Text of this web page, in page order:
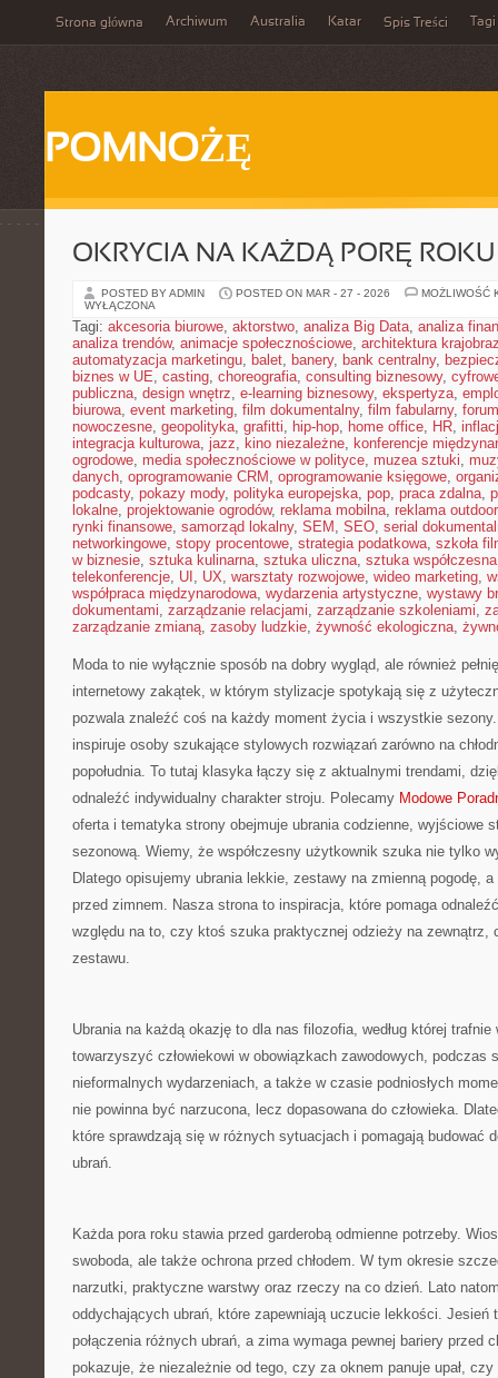
Strona główna Archiwum Australia Katar Spis Treści Tagi
POMNOŻĘ
OKRYCIA NA KAŻDĄ PORĘ ROKU
POSTED BY ADMIN POSTED ON MAR - 27 - 2026
MOŻLIWOŚĆ
WYŁĄCZONA
Tagi: akcesoria biurowe, aktorstwo, analiza Big Data, analiza
analiza trendów, animacje społecznościowe, architektura
automatyzacja marketingu, balet, banery, bank centralny,
biznes w UE, casting, choreografia, consulting biznesowy,
publiczna, design wnętrz, e-learning biznesowy, ekspertyza,
biurowa, event marketing, film dokumentalny, film fabularny,
nowoczesne, geopolityka, grafitti, hip-hop, home office, HR,
integracja kulturowa, jazz, kino niezależne, konferencje
ogrodowe, media społecznościowe w polityce, muzea sztuki,
danych, oprogramowanie CRM , oprogramowanie księgowe,
podcasty, pokazy mody, polityka europejska, pop, praca zdalna,
lokalne, projektowanie ogrodów, reklama mobilna, reklama outdoor
rynki finansowe, samorząd lokalny, SEM , SEO, serial
networkingowe, stopy procentowe, strategia podatkowa, szkoła
w biznesie, sztuka kulinarna, sztuka uliczna, sztuka współczesna
telekonferencje, UI , UX, warsztaty rozwojowe, wideo marketing,
współpraca międzynarodowa, wydarzenia artystyczne, wystawy
dokumentami, zarządzanie relacjami, zarządzanie szkoleniami,
zarządzanie zmianą, zasoby ludzkie, żywność ekologiczna,
Moda to nie wyłącznie sposób na dobry wygląd, ale również
internetowy zakątek, w którym stylizacje spotykają się z
pozwala znaleźć coś na każdy moment życia i wszystkie
inspiruje osoby szukające stylowych rozwiązań zarówno na
popołudnia. To tutaj klasyka łączy się z aktualnymi trendami,
odnaleźć indywidualny charakter stroju. Polecamy Modowe
oferta i tematyka strony obejmuje ubrania codzienne, wyjściowe
sezonową. Wiemy, że współczesny użytkownik szuka nie tylko
Dlatego opisujemy ubrania lekkie, zestawy na zmienną pogodę,
przed zimnem. Nasza strona to inspiracja, które pomaga
względu na to, czy ktoś szuka praktycznej odzieży na zewnątrz,
zestawu.
Ubrania na każdą okazję to dla nas filozofia, według której trafnie
towarzyszyć człowiekowi w obowiązkach zawodowych, podczas
nieformalnych wydarzeniach, a także w czasie podniosłych
nie powinna być narzucona, lecz dopasowana do człowieka.
które sprawdzają się w różnych sytuacjach i pomagają budować
ubrań.
Każda pora roku stawia przed garderobą odmienne potrzeby.
swoboda, ale także ochrona przed chłodem. W tym okresie
narzutki, praktyczne warstwy oraz rzeczy na co dzień. Lato
oddychających ubrań, które zapewniają uczucie lekkości. Jesień
połączenia różnych ubrań, a zima wymaga pewnej bariery przed
pokazuje, że niezależnie od tego, czy za oknem panuje upał,